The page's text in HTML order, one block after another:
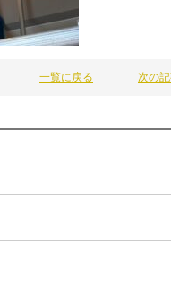
一覧に戻る 次の